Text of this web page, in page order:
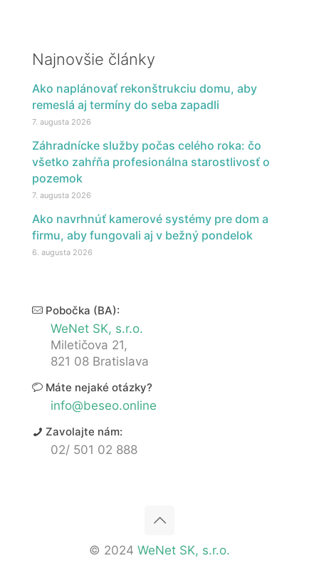
Najnovšie články
Ako naplánovať rekonštrukciu domu, aby
remeslá aj termíny do seba zapadli
7. augusta 2026
Záhradnícke služby počas celého roka: čo
všetko zahŕňa profesionálna starostlivosť o
pozemok
7. augusta 2026
Ako navrhnúť kamerové systémy pre dom a
firmu, aby fungovali aj v bežný pondelok
6. augusta 2026
Pobočka (BA):
WeNet SK, s.r.o.
Miletičova 21,
821 08 Bratislava
Máte nejaké otázky?
info@beseo.online
Zavolajte nám:
02/ 501 02 888
© 2024 WeNet SK, s.r.o.